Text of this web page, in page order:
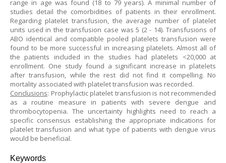
range in age was found (18 to 79 years). A minimal number of
studies detail the comorbidities of patients in their enrollment.
Regarding platelet transfusion, the average number of platelet
units used in the transfusion case was 5 (2 - 14). Transfusions of
ABO identical and compatible pooled platelets transfusion were
found to be more successful in increasing platelets. Almost all of
the patients included in the studies had platelets <20,000 at
enrollment. One study found a significant increase in platelets
after transfusion, while the rest did not find it compelling. No
mortality associated with platelet transfusion was recorded.
Conclusions: Prophylactic platelet transfusion is not recommended
as a routine measure in patients with severe dengue and
thrombocytopenia. The uncertainty highlights need to reach a
specific consensus establishing the appropriate indications for
platelet transfusion and what type of patients with dengue virus
would be beneficial.
Keywords